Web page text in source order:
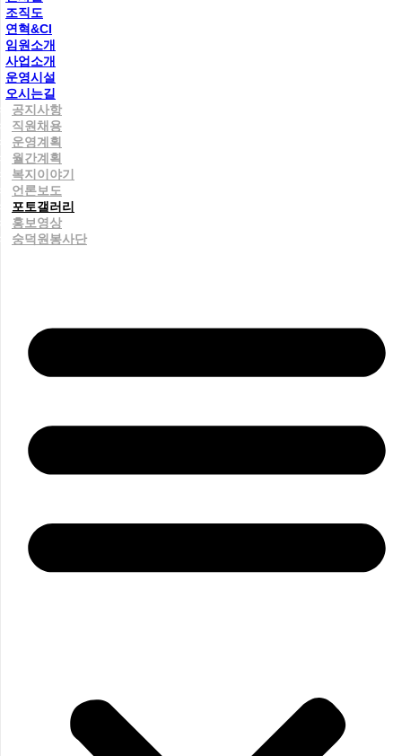
조직도
연혁&CI
임원소개
사업소개
운영시설
오시는길
공지사항
직원채용
운영계획
월간계획
복지이야기
언론보도
포토갤러리
홍보영상
숭덕원봉사단